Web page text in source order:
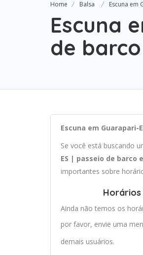
Home Balsa Escuna em
Escuna
de
Escuna em
Se você está buscando
ES | passeio de barco
importantes sobre
Horários
Ainda não temos os
por favor, envie uma
demais usuários.